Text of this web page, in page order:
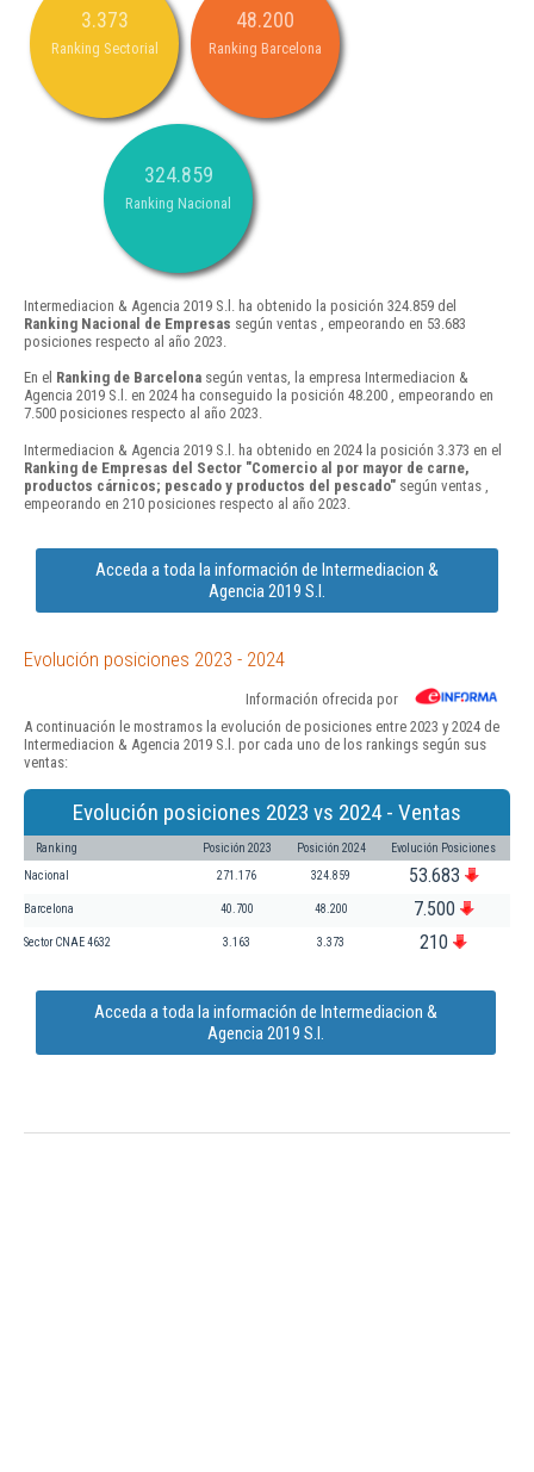
3.373
Ranking Sectorial
48.200
Ranking Barcelona
324.859
Ranking Nacional
Intermediacion & Agencia 2019 S.l. ha obtenido la posición 324.859 del
Ranking Nacional de Empresas según ventas , empeorando en 53.683
posiciones respecto al año 2023.
En el Ranking de Barcelona según ventas, la empresa Intermediacion &
Agencia 2019 S.l. en 2024 ha conseguido la posición 48.200 , empeorando en
7.500 posiciones respecto al año 2023.
Intermediacion & Agencia 2019 S.l. ha obtenido en 2024 la posición 3.373 en el
Ranking de Empresas del Sector "Comercio al por mayor de carne,
productos cárnicos; pescado y productos del pescado" según ventas ,
empeorando en 210 posiciones respecto al año 2023.
Acceda a toda la información de Intermediacion &
Agencia 2019 S.l.
Evolución posiciones 2023 - 2024
Información ofrecida por
A continuación le mostramos la evolución de posiciones entre 2023 y 2024 de
Intermediacion & Agencia 2019 S.l. por cada uno de los rankings según sus
ventas:
Evolución posiciones 2023 vs 2024 - Ventas
Ranking Posición 2023 Posición 2024 Evolución Posiciones
Nacional 271.176 324.859 53.683
Barcelona 40.700 48.200 7.500
Sector CNAE 4632 3.163 3.373 210
Acceda a toda la información de Intermediacion &
Agencia 2019 S.l.